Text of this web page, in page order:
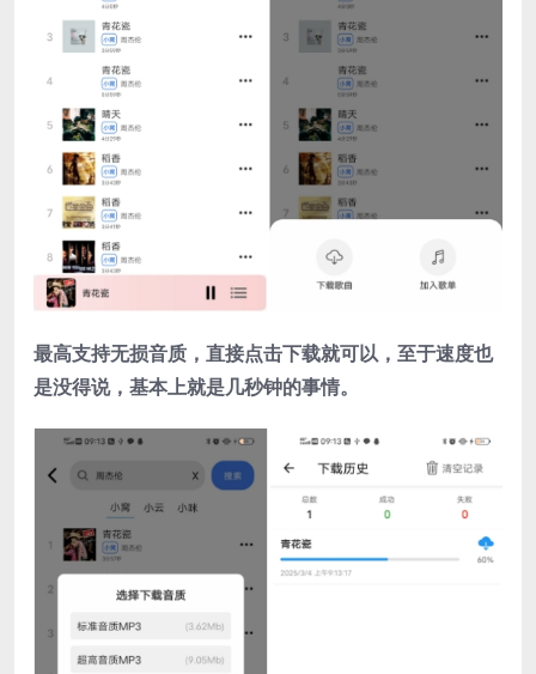
最高支持无损音质，直接点击下载就可以，至于速度也
是没得说，基本上就是几秒钟的事情。